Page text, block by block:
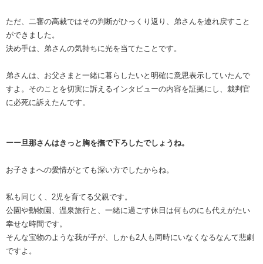
ただ、二審の高裁ではその判断がひっくり返り、弟さんを連れ戻すこと
ができました。
決め手は、弟さんの気持ちに光を当てたことです。
弟さんは、お父さまと一緒に暮らしたいと明確に意思表示していたんで
すよ。そのことを切実に訴えるインタビューの内容を証拠にし、裁判官
に必死に訴えたんです。
ーー旦那さんはきっと胸を撫で下ろしたでしょうね。
お子さまへの愛情がとても深い方でしたからね。
私も同じく、2児を育てる父親です。
公園や動物園、温泉旅行と、一緒に過ごす休日は何ものにも代えがたい
幸せな時間です。
そんな宝物のような我が子が、しかも2人も同時にいなくなるなんて悲劇
ですよ。